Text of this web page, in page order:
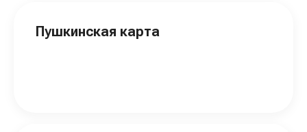
Пушкинская карта